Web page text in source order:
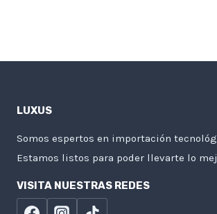
LUXUS
Somos espertos en importación
Estamos listos para poder llevarte lo
VISITA NUESTRAS REDES